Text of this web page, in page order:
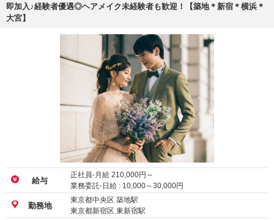
即加入♪経験者優遇◎ヘアメイク未経験者も歓迎！【築地＊新宿＊横浜＊
大宮】
給与
正社員-月給 210,000円～
業務委託-日給 : 10,000～30,000円
勤務地
東京都中央区 築地駅
東京都新宿区 東新宿駅